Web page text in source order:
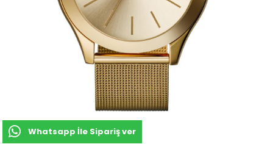
Whatsapp İle Sipariş ver